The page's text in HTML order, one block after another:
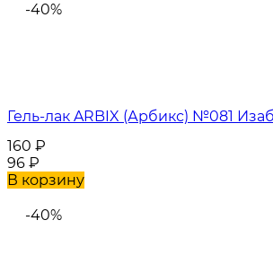
-40%
Гель-лак ARBIX (Арбикс) №081
160 ₽
96 ₽
В корзину
-40%